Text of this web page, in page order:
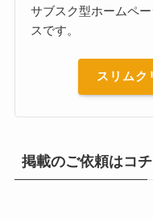
サブスク型ホームペ
スです。
スリムク
掲載のご依頼はコ